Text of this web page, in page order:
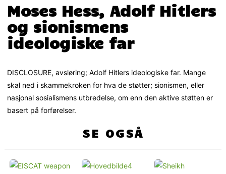
Moses Hess, Adolf Hitlers
og sionismens
ideologiske far
DISCLOSURE, avsløring; Adolf Hitlers ideologiske far. Mange
skal ned i skammekroken for hva de støtter; sionismen, eller
nasjonal sosialismens utbredelse, om enn den aktive støtten er
basert på forførelser.
SE OGSÅ